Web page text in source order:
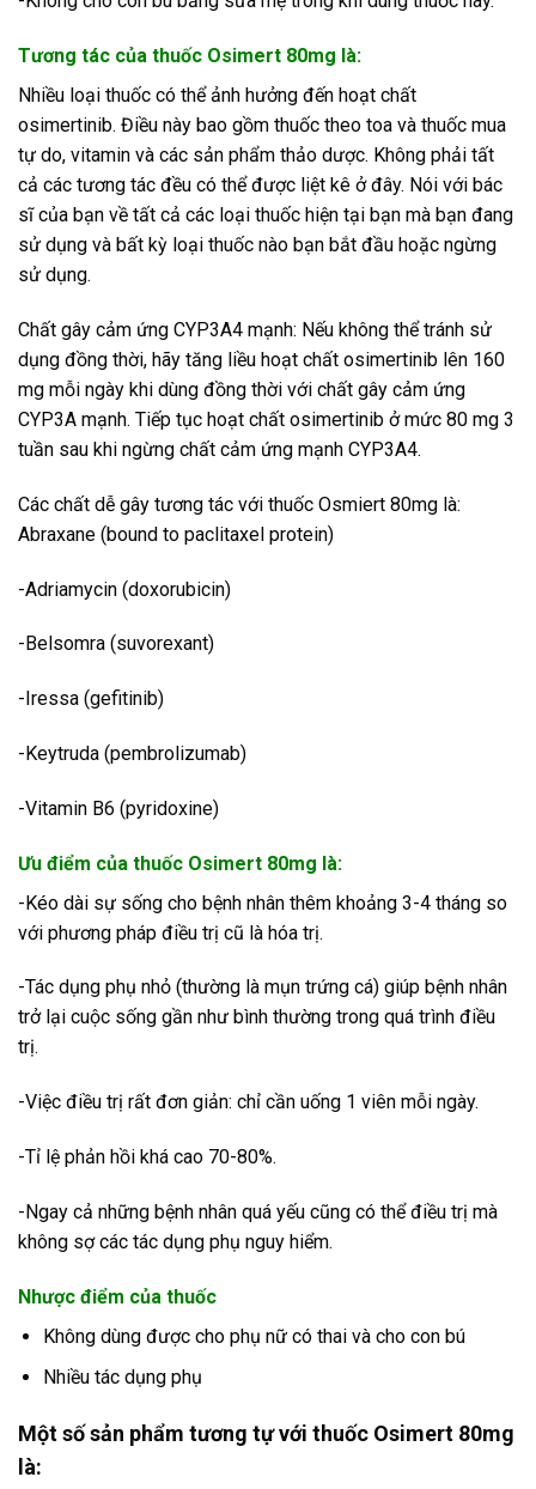
Tương tác của thuốc Osimert 80mg là:
Nhiều loại thuốc có thể ảnh hưởng đến hoạt chất
osimertinib. Điều này bao gồm thuốc theo toa và thuốc mua
tự do, vitamin và các sản phẩm thảo dược. Không phải tất
cả các tương tác đều có thể được liệt kê ở đây. Nói với bác
sĩ của bạn về tất cả các loại thuốc hiện tại bạn mà bạn đang
sử dụng và bất kỳ loại thuốc nào bạn bắt đầu hoặc ngừng
sử dụng.
Chất gây cảm ứng CYP3A4 mạnh: Nếu không thể tránh sử
dụng đồng thời, hãy tăng liều hoạt chất osimertinib lên 160
mg mỗi ngày khi dùng đồng thời với chất gây cảm ứng
CYP3A mạnh. Tiếp tục hoạt chất osimertinib ở mức 80 mg 3
tuần sau khi ngừng chất cảm ứng mạnh CYP3A4.
Các chất dễ gây tương tác với thuốc Osmiert 80mg là:
Abraxane (bound to paclitaxel protein)
-Adriamycin (doxorubicin)
-Belsomra (suvorexant)
-Iressa (gefitinib)
-Keytruda (pembrolizumab)
-Vitamin B6 (pyridoxine)
Ưu điểm của thuốc Osimert 80mg là:
-Kéo dài sự sống cho bệnh nhân thêm khoảng 3-4 tháng so
với phương pháp điều trị cũ là hóa trị.
-Tác dụng phụ nhỏ (thường là mụn trứng cá) giúp bệnh nhân
trở lại cuộc sống gần như bình thường trong quá trình điều
trị.
-Việc điều trị rất đơn giản: chỉ cần uống 1 viên mỗi ngày.
-Tỉ lệ phản hồi khá cao 70-80%.
-Ngay cả những bệnh nhân quá yếu cũng có thể điều trị mà
không sợ các tác dụng phụ nguy hiểm.
Nhược điểm của thuốc
Không dùng được cho phụ nữ có thai và cho con bú
Nhiều tác dụng phụ
Một số sản phẩm tương tự với thuốc Osimert 80mg
là: